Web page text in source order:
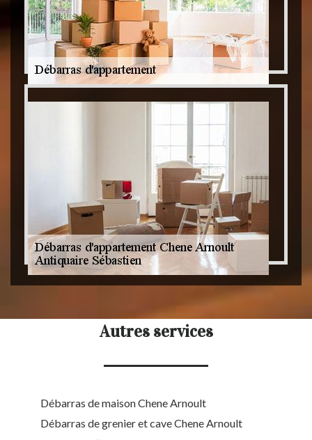
Autres services
Débarras de maison Chene Arnoult
Débarras de grenier et cave Chene Arnoult